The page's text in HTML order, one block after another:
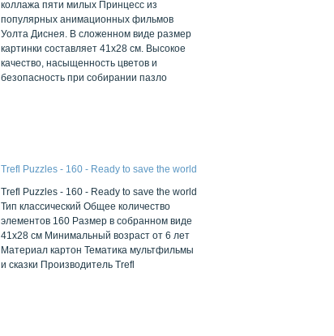
коллажа пяти милых Принцесс из
популярных анимационных фильмов
Уолта Диснея. В сложенном виде размер
картинки составляет 41х28 см. Высокое
качество, насыщенность цветов и
безопасность при собирании пазло
Trefl Puzzles - 160 - Ready to save the world
Trefl Puzzles - 160 - Ready to save the world
Тип классический Общее количество
элементов 160 Размер в собранном виде
41x28 см Минимальный возраст от 6 лет
Материал картон Тематика мультфильмы
и сказки Производитель Trefl